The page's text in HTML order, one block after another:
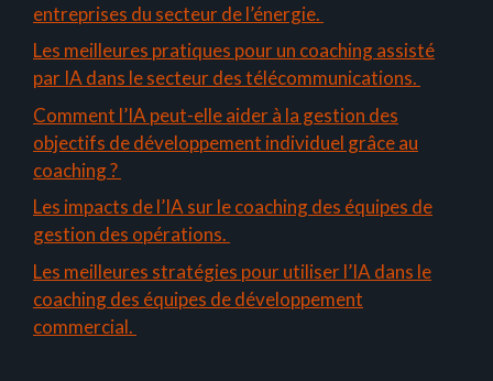
entreprises du secteur de l’énergie.
Les meilleures pratiques pour un coaching assisté
par IA dans le secteur des télécommunications.
Comment l’IA peut-elle aider à la gestion des
objectifs de développement individuel grâce au
coaching ?
Les impacts de l’IA sur le coaching des équipes de
gestion des opérations.
Les meilleures stratégies pour utiliser l’IA dans le
coaching des équipes de développement
commercial.